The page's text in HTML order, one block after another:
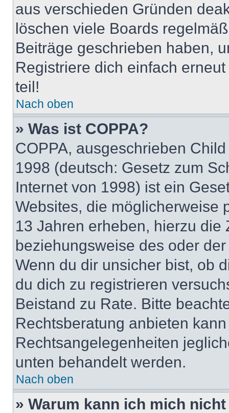
aus verschieden Gründen
löschen viele Boards
Beiträge geschrieben haben,
Registriere dich einfach
teil!
Nach oben
» Was ist COPPA?
COPPA, ausgeschrieben
1998 (deutsch: Gesetz zum
Internet von 1998) ist ein
Websites, die möglicherweise
13 Jahren erheben, hierzu die
beziehungsweise des oder
Wenn du dir unsicher bist, ob
du dich zu registrieren
Beistand zu Rate. Bitte
Rechtsberatung anbieten
Rechtsangelegenheiten
unten behandelt werden.
Nach oben
» Warum kann ich mich